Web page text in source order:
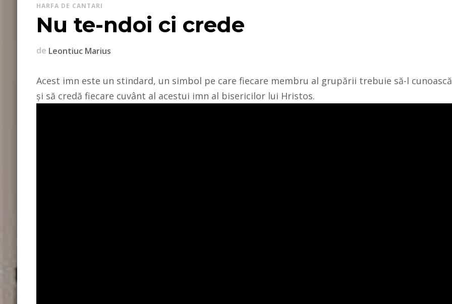
HARFA DE CANTARI
Nu te-ndoi ci crede
de Leontiuc Marius
Acest imn este un stindard, un simbol pe care fiecare membru al grupării trebuie să-l cunoască
și să credă fiecare cuvânt al acestui imn al bisericilor lui Hristos.